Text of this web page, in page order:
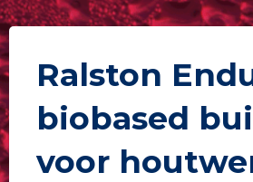
Ralston
biobased
voor